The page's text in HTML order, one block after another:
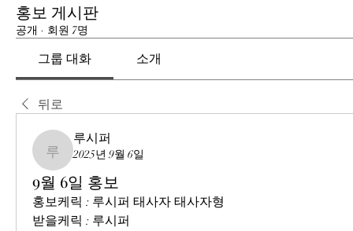
홍보 게시판
공개 · 회원 7명
그룹 대화 소개
뒤로
루시퍼
루시퍼
2025년 9월 6일
9월 6일 홍보
홍보케릭 : 루시퍼 태사자 태사자형
받을케릭 : 루시퍼